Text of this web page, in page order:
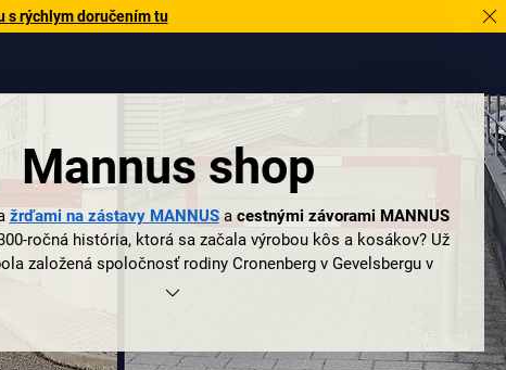
s rýchlym doručením tu
Mannus shop
žrďami na zástavy MANNUSa cestnými závorami MANNUS
ročná história, ktorá sa začala výrobou kôs a kosákov? Už
založená spoločnosť rodiny Cronenberg v Gevelsbergu v
V roku 1870 sa firma presťahovala do dnešného sídla v
Cronenberg oHG vedúcou firmou na európskom trhu v